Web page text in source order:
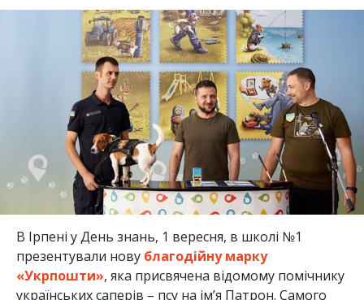
В Ірпені у День знань, 1 вересня, в школі №1
презентували нову благодійну марку
«Укрпошти», яка присвячена відомому помічнику
українських саперів – псу на ім’я Патрон. Самого